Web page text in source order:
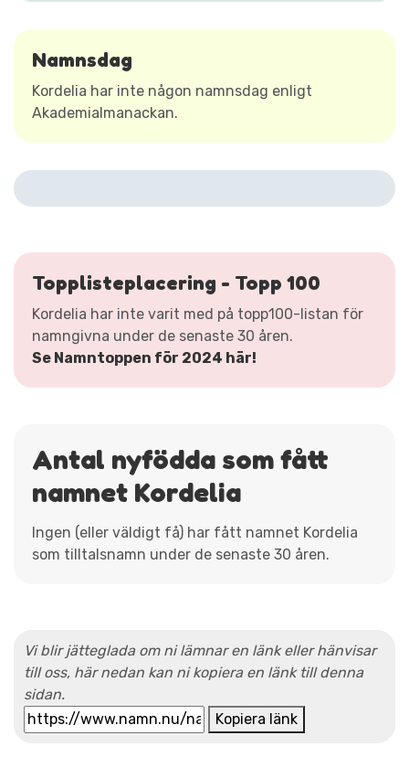
Namnsdag
Kordelia har inte någon namnsdag enligt
Akademialmanackan.
Topplisteplacering - Topp 100
Kordelia har inte varit med på topp100-listan för
namngivna under de senaste 30 åren.
Se Namntoppen för 2024 här!
Antal nyfödda som fått
namnet Kordelia
Ingen (eller väldigt få) har fått namnet Kordelia
som tilltalsnamn under de senaste 30 åren.
Vi blir jätteglada om ni lämnar en länk eller hänvisar
till oss, här nedan kan ni kopiera en länk till denna
sidan.
Kopiera länk